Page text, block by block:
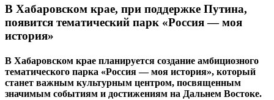
В Хабаровском крае, при поддержке Путина,
появится тематический парк «Россия — моя
история»
В Хабаровском крае планируется создание амбициозного
тематического парка «Россия — моя история», который
станет важным культурным центром, посвященным
значимым событиям и достижениям на Дальнем Востоке.